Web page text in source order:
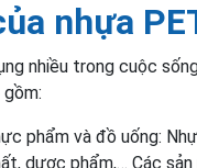
nhựa
nhiều trong cuộc
phẩm và đồ uống:
dược phẩm,… Các